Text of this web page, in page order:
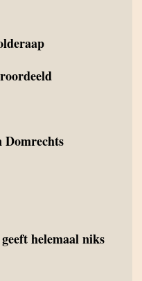
Domrechts
helemaal niks